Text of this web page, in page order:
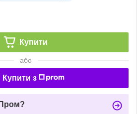
Купити
або
Купити з